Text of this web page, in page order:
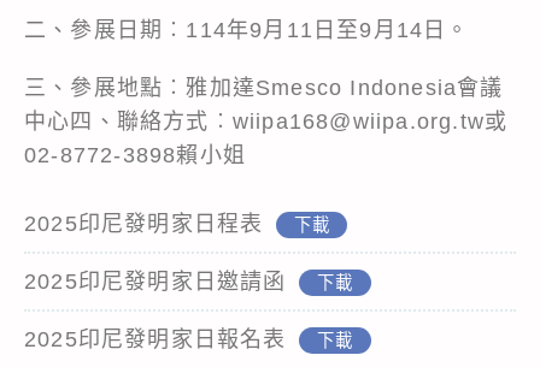
二、參展日期︰114年9月11日至9月14日。
三、參展地點︰雅加達Smesco Indonesia會議
中心四、聯絡方式︰wiipa168@wiipa.org.tw或
02-8772-3898賴小姐
2025印尼發明家日程表 下載
2025印尼發明家日邀請函 下載
2025印尼發明家日報名表 下載